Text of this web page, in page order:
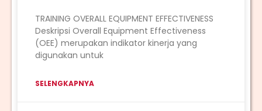
TRAINING OVERALL EQUIPMENT EFFECTIVENESS
Deskripsi Overall Equipment Effectiveness
(OEE) merupakan indikator kinerja yang
digunakan untuk
SELENGKAPNYA